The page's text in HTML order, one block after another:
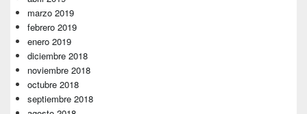
marzo 2019
febrero 2019
enero 2019
diciembre 2018
noviembre 2018
octubre 2018
septiembre 2018